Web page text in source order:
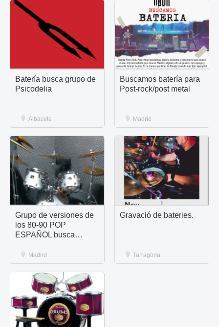
Batería busca grupo de
Psicodelia
Albacete
Buscamos batería para
Post-rock/post metal
Madrid
Grupo de versiones de
los 80-90 POP
ESPAÑOL busca
Madrid
Gravació de bateries.
Tarragona